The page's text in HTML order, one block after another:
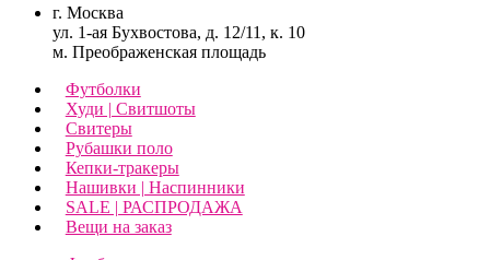
г. Москва
ул. 1-ая Бухвостова, д. 12/11, к. 10
м. Преображенская площадь
Футболки
Худи | Свитшоты
Свитеры
Рубашки поло
Кепки-тракеры
Нашивки | Наспинники
SALE | РАСПРОДАЖА
Вещи на заказ